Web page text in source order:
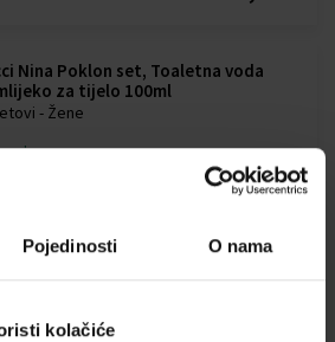
Pojedinosti O nama
kolačiće
Nina Poklon set, Toaletna voda
za tijelo 100ml
- Žene
je
- Žene